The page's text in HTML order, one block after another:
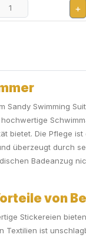
+
Swimming
bietet. Die Pflege
überzeugt durch
Badeanzug
von
Stickereien
ist